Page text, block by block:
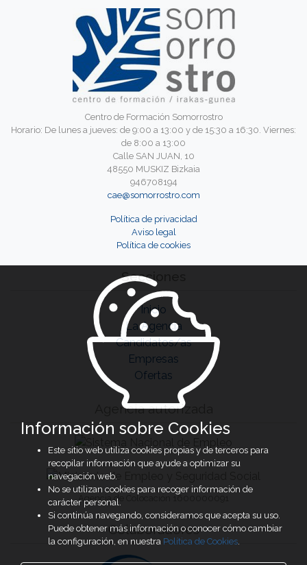
Centro de Formación Somorrostro
Horario: De lunes a jueves: de 9:00 a 13:00 y de 15:30 a 16:30. Viernes:
de 8:00 a 13:00
Calle SAN JUAN, 10
48550 MUSKIZ Bizkaia
946708194
cae@somorrostro.com
Política de privacidad
Aviso legal
Política de cookies
Secciones
Inicio
La Agencia
Candidatos/as
Empresas
Ofertas
Agencia autorizada
Agencia de Colocación 1600000091
Colaboradores
Información sobre Cookies
Este sitio web utiliza cookies propias y de terceros para
recopilar información que ayude a optimizar su
navegación web.
No se utilizan cookies para recoger información de
carácter personal.
Si continúa navegando, consideramos que acepta su uso.
Puede obtener más información o conocer cómo cambiar
la configuración, en nuestra Política de Cookies.